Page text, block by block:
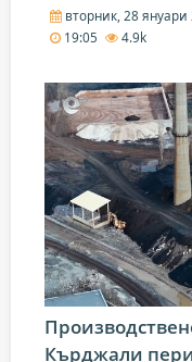
вторник, 28 януари
19:05
4.9k
Кърджали